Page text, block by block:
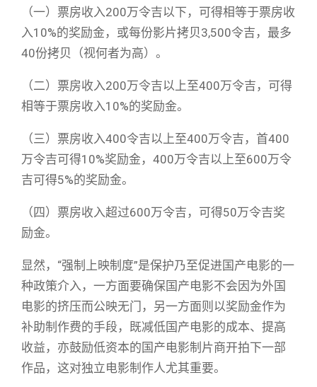
（一）票房收入200万令吉以下，可得相等于票房收
入10%的奖励金，或每份影片拷贝3,500令吉，最多
40份拷贝（视何者为高）。
（二）票房收入200万令吉以上至400万令吉，可得
相等于票房收入10%的奖励金。
（三）票房收入400令吉以上至400万令吉，首400
万令吉可得10%奖励金，400万令吉以上至600万令
吉可得5%的奖励金。
（四）票房收入超过600万令吉，可得50万令吉奖
励金。
显然，“强制上映制度”是保护乃至促进国产电影的一
种政策介入，一方面要确保国产电影不会因为外国
电影的挤压而公映无门，另一方面则以奖励金作为
补助制作费的手段，既减低国产电影的成本、提高
收益，亦鼓励低资本的国产电影制片商开拍下一部
作品，这对独立电影制作人尤其重要。